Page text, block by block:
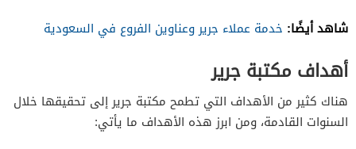
شاهد أيضًا: خدمة عملاء جرير وعناوين الفروع في السعودية
أهداف مكتبة جرير
هناك كثير من الأهداف التي تطمح مكتبة جرير إلى تحقيقها خلال
السنوات القادمة، ومن ابرز هذه الأهداف ما يأتي: